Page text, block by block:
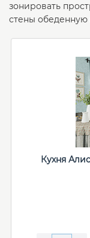
зонировать
стены обеденную
Кухня